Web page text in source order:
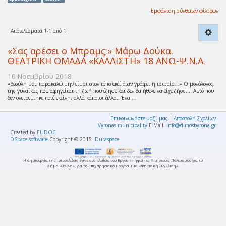
Εμφάνιση σύνθετων φίλτρων
Αποτελέσματα 1-1 από 1
«Σας αρέσει ο Μπραμς;» Μάρω Δούκα.
ΘΕΑΤΡΙΚΗ ΟΜΑΔΑ «ΚΑΛΛΙΣΤΗ» 18 ΑΝΩ-Ψ.Ν.Α.
10 Νοεμβρίου 2018
«θεούλη μου παρακαλώ μην είμαι στον τόπο εκεί όταν γράφει η ιστορία…» Ο μονόλογος
της γυναίκας που αφηγείται τη ζωή που έζησε και δεν θα ήθελε να είχε ζήσει… Αυτό που
δεν ονειρεύτηκε ποτέ εκείνη, αλλά κάποιοι άλλοι. Ένα ...
Επικοινωνήστε μαζί μας | Αποστολή Σχολίων
Vyronas municipality E-Mail: info@dimosbyrona.gr
Created by ELiDOC
DSpace software Copyright © 2015 Duraspace
Η δημιουργία της Ιστοσελίδας έγινε στο πλαίσιο του Έργου «Ψηφιακές Υπηρεσίες Πολιτισμού για το
Δήμο Βύρωνα», για το Επιχειρησιακό Πρόγραμμα «Ψηφιακή Σύγκλιση».